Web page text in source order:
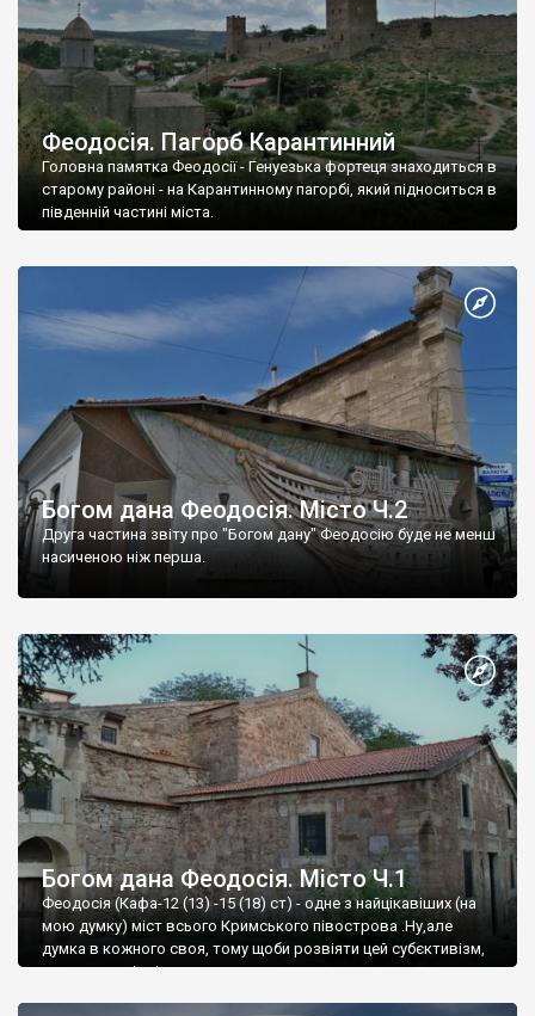
Феодосія. Пагорб Карантинний
Головна памятка Феодосії - Генуезька фортеця знаходиться в
старому районі - на Карантинному пагорбі, який підноситься в
південній частині міста.
Богом дана Феодосія. Місто Ч.2
Друга частина звіту про "Богом дану" Феодосію буде не менш
насиченою ніж перша.
Богом дана Феодосія. Місто Ч.1
Феодосія (Кафа-12 (13) -15 (18) ст) - одне з найцікавіших (на
мою думку) міст всього Кримського півострова .Ну,але
думка в кожного своя, тому щоби розвіяти цей субєктивізм,
запрошую відвідати це